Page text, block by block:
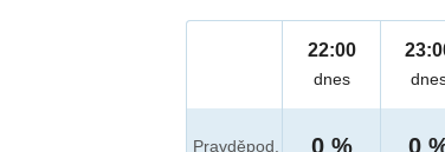
Pravděpod.
22:00
dnes
0 % 0